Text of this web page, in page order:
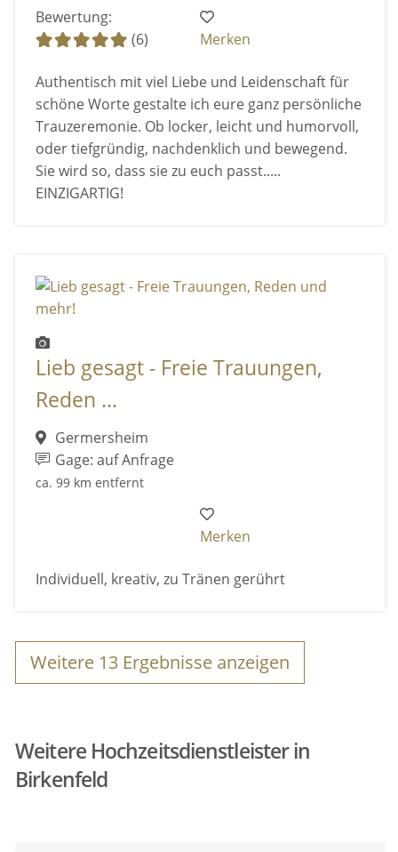
Bewertung:
(6)
Merken
Authentisch mit viel Liebe und Leidenschaft für
schöne Worte gestalte ich eure ganz persönliche
Trauzeremonie. Ob locker, leicht und humorvoll,
oder tiefgründig, nachdenklich und bewegend.
Sie wird so, dass sie zu euch passt.....
EINZIGARTIG!
Lieb gesagt - Freie Trauungen,
Reden ...
Germersheim
Gage: auf Anfrage
ca. 99 km entfernt
Merken
Individuell, kreativ, zu Tränen gerührt
Weitere 13 Ergebnisse anzeigen
Weitere Hochzeitsdienstleister in
Birkenfeld